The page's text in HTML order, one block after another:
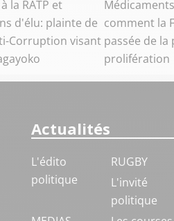
la RATP et
d'élu: plainte de
Corruption visant
comment la
passée de la
prolifération
Actualités
L'édito
politique
RUGBY
L'invité
politique